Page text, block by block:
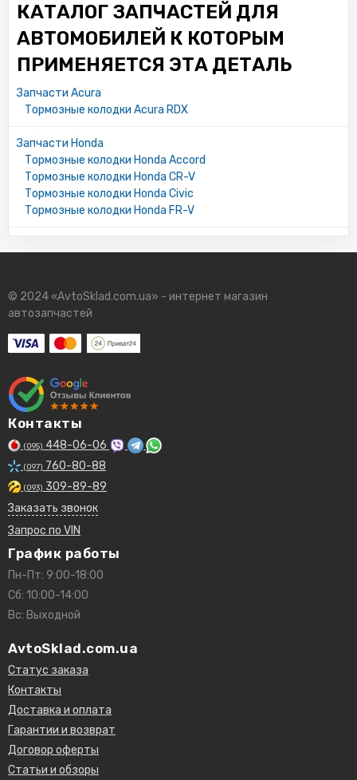
КАТАЛОГ ЗАПЧАСТЕЙ ДЛЯ
АВТОМОБИЛЕЙ К КОТОРЫМ
ПРИМЕНЯЕТСЯ ЭТА ДЕТАЛЬ
Запчасти Acura
Тормозные колодки Acura RDX
Запчасти Honda
Тормозные колодки Honda Accord
Тормозные колодки Honda CR-V
Тормозные колодки Honda Civic
Тормозные колодки Honda FR-V
© 2024 «AvtoSklad.com.ua» - интернет магазин
автозапчастей
Контакты
(095) 448-06-06
(097) 760-80-88
(093) 309-89-89
Заказать звонок
Запрос по VIN
График работы
Пн-Пт: 9:00-18:00
Сб: 10:00-14:00
Вс: Выходной
AvtoSklad.com.ua
Статус заказа
Контакты
Доставка и оплата
Гарантии и возврат
Договор оферты
Статьи и обзоры